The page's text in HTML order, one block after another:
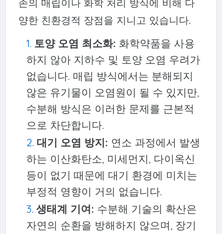
존의 매립이나 화학 처리 방식에 비해 다
양한 친환경적 장점을 지니고 있습니다.
토양 오염 최소화: 화학약품을 사용
하지 않아 지하수 및 토양 오염 우려가
없습니다. 매립 방식에서는 분해되지
않은 유기물이 오염원이 될 수 있지만,
수분해 방식은 이러한 문제를 근본적
으로 차단합니다.
대기 오염 방지: 연소 과정에서 발생
하는 이산화탄소, 미세먼지, 다이옥신
등이 없기 때문에 대기 환경에 미치는
부정적 영향이 거의 없습니다.
생태계 기여: 수분해 기술의 확산은
자연의 순환을 방해하지 않으며, 장기